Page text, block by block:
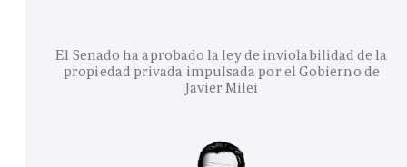
El Senado ha aprobado la ley de inviolabilidad de la
propiedad privada impulsada por el Gobierno de
Javier Milei